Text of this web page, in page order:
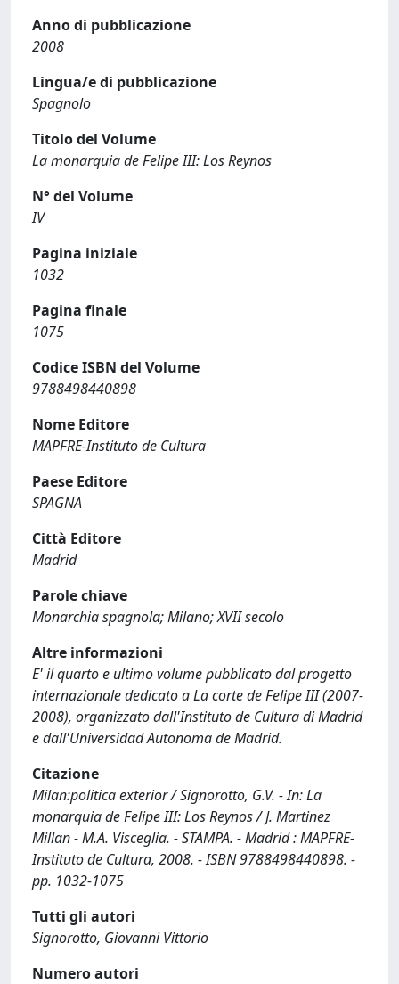
Anno di pubblicazione
2008
Lingua/e di pubblicazione
Spagnolo
Titolo del Volume
La monarquia de Felipe III: Los Reynos
N° del Volume
IV
Pagina iniziale
1032
Pagina finale
1075
Codice ISBN del Volume
9788498440898
Nome Editore
MAPFRE-Instituto de Cultura
Paese Editore
SPAGNA
Città Editore
Madrid
Parole chiave
Monarchia spagnola; Milano; XVII secolo
Altre informazioni
E' il quarto e ultimo volume pubblicato dal progetto
internazionale dedicato a La corte de Felipe III (2007-
2008), organizzato dall'Instituto de Cultura di Madrid
e dall'Universidad Autonoma de Madrid.
Citazione
Milan:politica exterior / Signorotto, G.V. - In: La
monarquia de Felipe III: Los Reynos / J. Martinez
Millan - M.A. Visceglia. - STAMPA. - Madrid : MAPFRE-
Instituto de Cultura, 2008. - ISBN 9788498440898. -
pp. 1032-1075
Tutti gli autori
Signorotto, Giovanni Vittorio
Numero autori